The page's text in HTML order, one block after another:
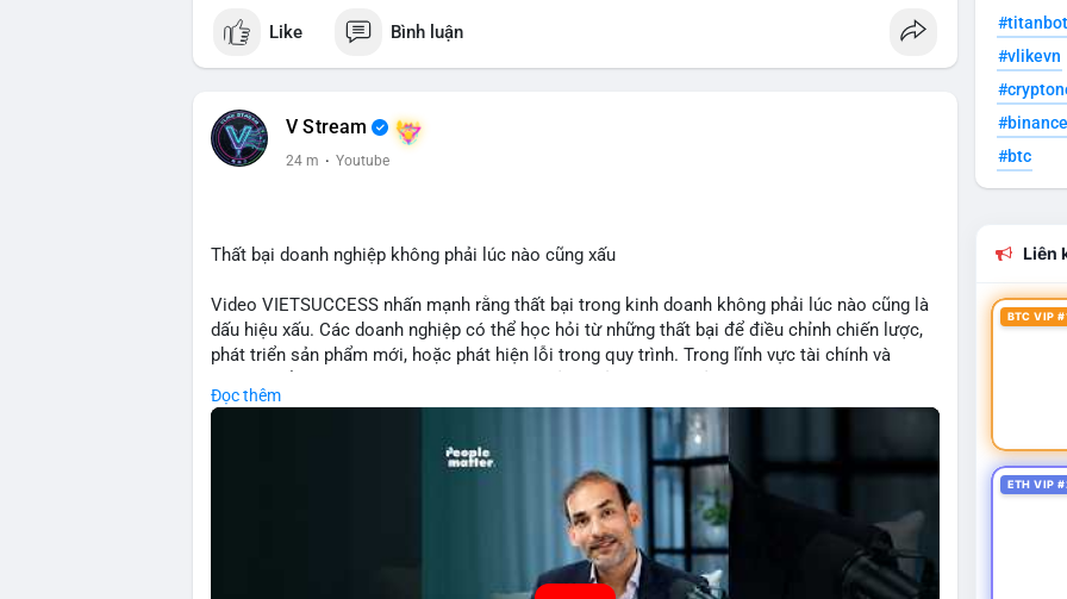
#binancesquare
#cryptonews #eth
#vlikevn #titanbot
Like Bình luận
V Stream
24 m · Youtube
Thất bại doanh nghiệp không phải lúc nào cũng xấu
Video VIETSUCCESS nhấn mạnh rằng thất bại trong kinh doanh không phải lúc nào cũng là
dấu hiệu xấu. Các doanh nghiệp có thể học hỏi từ những thất bại để điều chỉnh chiến lược,
phát triển sản phẩm mới, hoặc phát hiện lỗi trong quy trình. Trong lĩnh vực tài chính và
này đặc biệt quan trọng khi áp dụng vào các mô hình kinh doanh mới hoặc đầu tư vào dự án
Đọc thêm
#titanbot
#vlikevn
#btc
Liên
BTC VIP
ETH VIP